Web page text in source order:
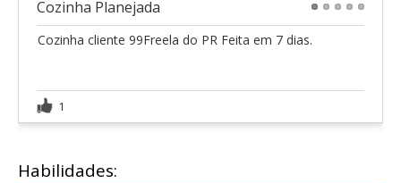
Cozinha Planejada
Cozinha cliente 99Freela do PR Feita em 7 dias.
1
Habilidades: